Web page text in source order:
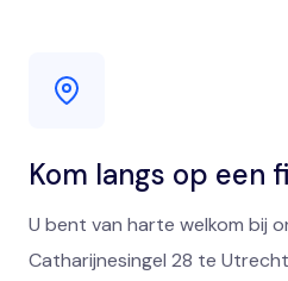
Kom langs op een
U bent van harte welkom bij
Catharijnesingel 28 te